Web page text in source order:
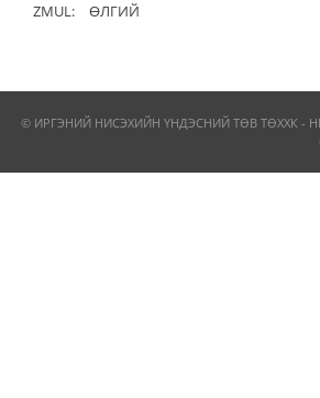
ZMUL:
ӨЛГИЙ
© ИРГЭНИЙ НИСЭХИЙН ҮНДЭСНИЙ ТӨВ ТӨХХК -